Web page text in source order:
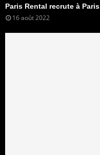
Paris Rental recrute à Paris
16 août 2022